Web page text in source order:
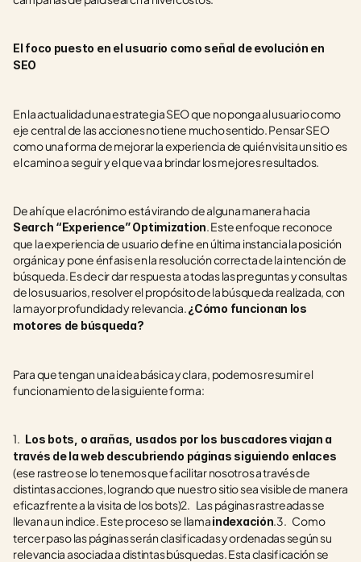
El foco puesto en el usuario como señal de evolución en
SEO
En la actualidad una estrategia SEO que no ponga al usuario como
eje central de las acciones no tiene mucho sentido. Pensar SEO
como una forma de mejorar la experiencia de quién visita un sitio es
el camino a seguir y el que va a brindar los mejores resultados.
Search “Experience” Optimization. Este enfoque reconoce
que la experiencia de usuario define en última instancia la posición
orgánica y pone énfasis en la resolución correcta de la intención de
búsqueda. Es decir dar respuesta a todas las preguntas y consultas
de los usuarios, resolver el propósito de la búsqueda realizada, con
la mayor profundidad y relevancia. ¿Cómo funcionan los
motores de búsqueda?
Para que tengan una idea básica y clara, podemos resumir el
funcionamiento de la siguiente forma:
1. Los bots, o arañas, usados por los buscadores viajan a
(ese rastreo se lo tenemos que facilitar nosotros a través de
distintas acciones, logrando que nuestro sitio sea visible de manera
eficaz frente a la visita de los bots)2.    Las páginas rastreadas se
llevan a un indice. Este proceso se llama indexación.3.    Como
tercer paso las páginas serán clasificadas y ordenadas según su
relevancia asociada a distintas búsquedas. Esta clasificación se